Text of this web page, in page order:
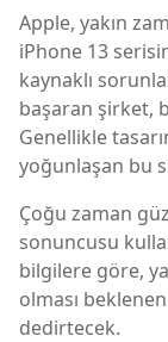
Apple, yakın
iPhone 13
kaynaklı
başaran şirket,
Genellikle
yoğunlaşan bu
Çoğu zaman
sonuncusu
bilgilere göre,
olması
dedirtecek.